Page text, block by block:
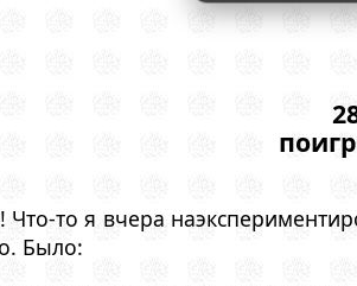
то я вчера
Было: